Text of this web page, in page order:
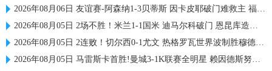
2026年08月06日 友谊赛-阿森纳1-3贝蒂斯 因卡皮耶破门难救主 福纳尔斯1射2传
2026年08月05日 2场不胜！米兰1-1国米 迪马尔科破门 恩昆库造点+点射拉莫斯登场
2026年08月05日 2连败！切尔西0-1尤文 热格罗瓦世界波制胜穆德里克时隔614天复出
2026年08月05日 马雷斯卡首胜!曼城3-1K联赛全明星 赖因德斯努里破门塞梅尼奥助攻